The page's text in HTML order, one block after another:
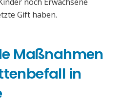
Gift haben.
Maßnahmen
in